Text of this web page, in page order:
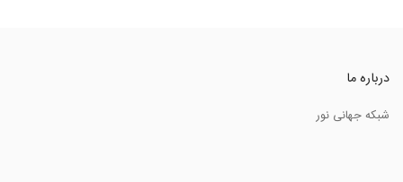
درباره ما
شبکه جهانی نور